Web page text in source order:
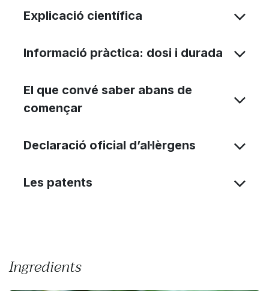
Explicació científica
Informació pràctica: dosi i durada
El que convé saber abans de
començar
Declaració oficial d’al·lèrgens
Les patents
Ingredients